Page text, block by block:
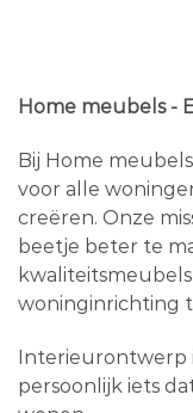
Home meubels -
Bij Home
voor alle
creëren. Onze
beetje beter te
woninginrichting
Interieurontwerp
persoonlijk iets